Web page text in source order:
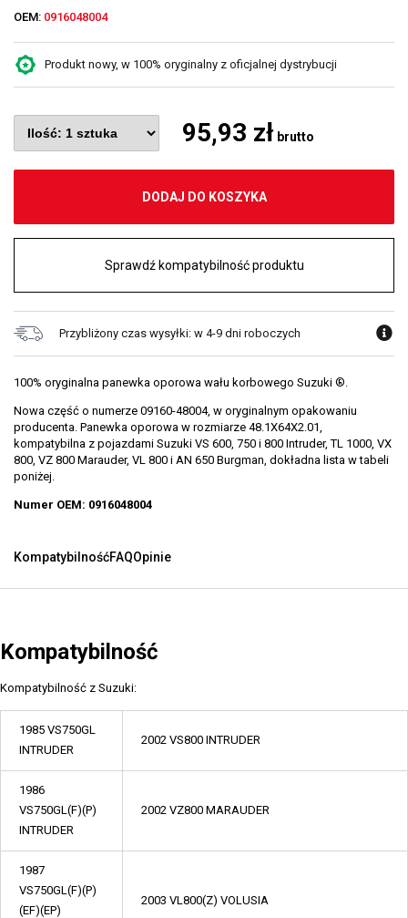
OEM: 0916048004
Produkt nowy, w 100% oryginalny z oficjalnej dystrybucji
95,93 zł brutto
DODAJ DO KOSZYKA
Sprawdź kompatybilność produktu
Przybliżony czas wysyłki: w 4-9 dni roboczych
100% oryginalna panewka oporowa wału korbowego Suzuki ®.
Nowa część o numerze 09160-48004, w oryginalnym opakowaniu
producenta. Panewka oporowa w rozmiarze 48.1X64X2.01,
kompatybilna z pojazdami Suzuki VS 600, 750 i 800 Intruder, TL 1000, VX
800, VZ 800 Marauder, VL 800 i AN 650 Burgman, dokładna lista w tabeli
poniżej.
Numer OEM: 0916048004
KompatybilnośćFAQOpinie
Kompatybilność
Kompatybilność z Suzuki:
1985 VS750GL
INTRUDER
2002 VS800 INTRUDER
1986
VS750GL(F)(P)
INTRUDER
2002 VZ800 MARAUDER
1987
VS750GL(F)(P)
(EF)(EP)
2003 VL800(Z) VOLUSIA